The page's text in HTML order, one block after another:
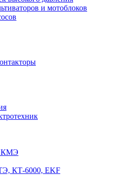
и мотоблоков
КМЭ
КТ-6000, EKF